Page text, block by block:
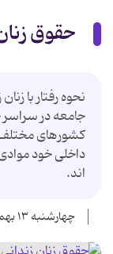
حقوق
نحوه رفتار با
جامعه در
کشورهای مختلف
داخلی خود
اند.
چهارشنبه ۱۳ بهمن ۱۳۹۵ - ۱۰:۰۰